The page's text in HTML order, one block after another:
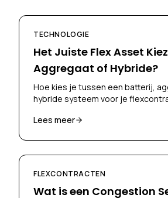
TECHNOLOGIE
Het Juiste Flex Asset
Aggregaat of Hybride?
Hoe kies je tussen een batterij,
hybride systeem voor je
beslissen.
Lees meer
FLEXCONTRACTEN
Wat is een Congestion